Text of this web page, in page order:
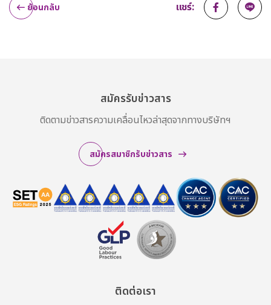
แชร์:
ย้อนกลับ
สมัครรับข่าวสาร
ติดตามข่าวสารความเคลื่อนไหวล่าสุดจากทางบริษัทฯ
สมัครสมาชิกรับข่าวสาร
ติดต่อเรา